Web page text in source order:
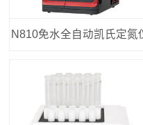
N810免水全自动凯氏定氮